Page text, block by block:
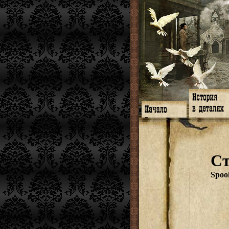
Главная
Программа
Форум
Facebook
Гостевая
Книги
Галереи
Музыка
Видео
Субтитры
Заметки
Мысли
Откровение